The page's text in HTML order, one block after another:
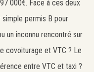
000€. Face à ces deux
simple permis B pour
un inconnu rencontré sur
covoiturage et VTC ? Le
entre VTC et taxi ?